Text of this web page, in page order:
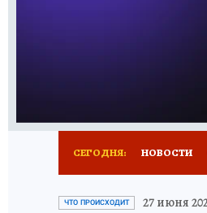
СЕГОДНЯ: НОВОСТИ
ОТДЫХ В
ЧТО ПРОИСХОДИТ 27 июня